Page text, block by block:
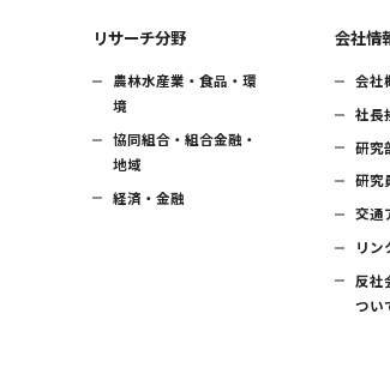
リサーチ分野
農林水産業・食品・環
境
協同組合・組合金融・
地域
経済・金融
会社情
会社
社長
研究
研究
交通
リン
反社
つい